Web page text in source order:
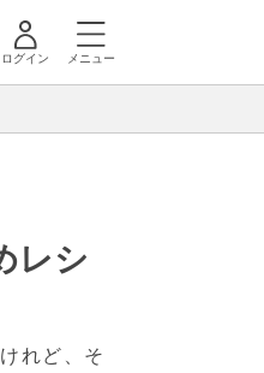
ログイン メニュー
レシ
れど、そ